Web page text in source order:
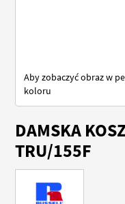
DAMSKA
TRU/155F
Aby zobaczyć obraz w
koloru
na
początek
galerii